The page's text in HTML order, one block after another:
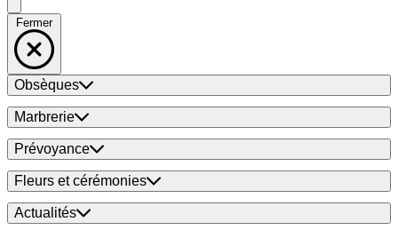
Fermer
Obsèques
Marbrerie
Prévoyance
Fleurs et cérémonies
Actualités